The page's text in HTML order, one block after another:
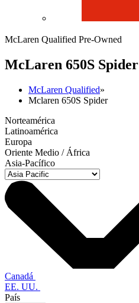
McLaren Qualified Pre-Owned
McLaren 650S Spider
McLaren Qualified»
Mclaren 650S Spider
Norteamérica
Latinoamérica
Europa
Oriente Medio / África
Asia-Pacífico
Canadá
EE. UU.
País